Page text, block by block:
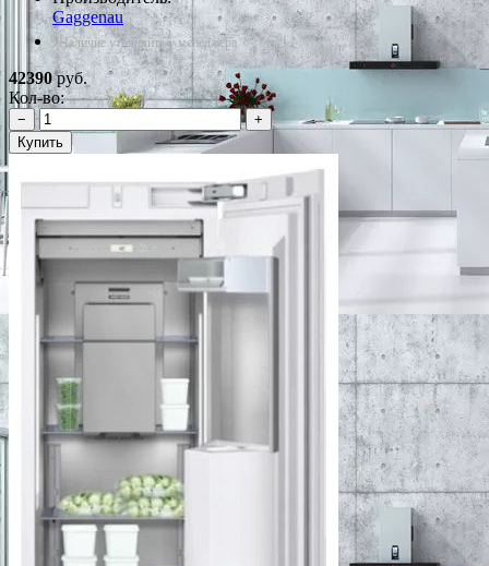
Gaggenau
*Наличие уточняйте у менеджера
42390руб.
Кол-во:
−
+
Купить